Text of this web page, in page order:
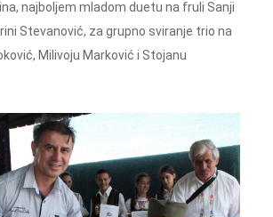
najboljem mladom duetu na fruli Sanji
Stevanović, za grupno sviranje trio na
Milivoju Marković i Stojanu